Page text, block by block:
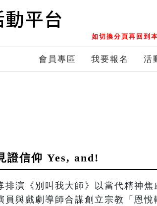
如切換分頁再回到
會員專區 我要報名 活
證信仰 Yes, and!
排演《別叫我大師》以當代精神
員與戲劇導師合謀創立宗教「恩